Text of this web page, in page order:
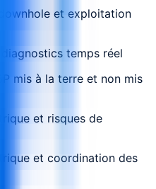
et exploitation
temps réel
mis à la terre et non mis
et risques de
et coordination des